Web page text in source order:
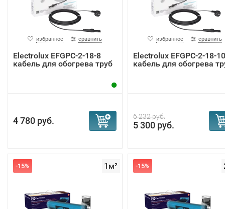
избранное сравнить
Electrolux EFGPC-2-18-8
кабель для обогрева труб
4 780 руб.
избранное сравнить
Electrolux EFGPC-2-18-10
кабель для обогрева
6 232 руб.
5 300 руб.
1м²
-15% -15%